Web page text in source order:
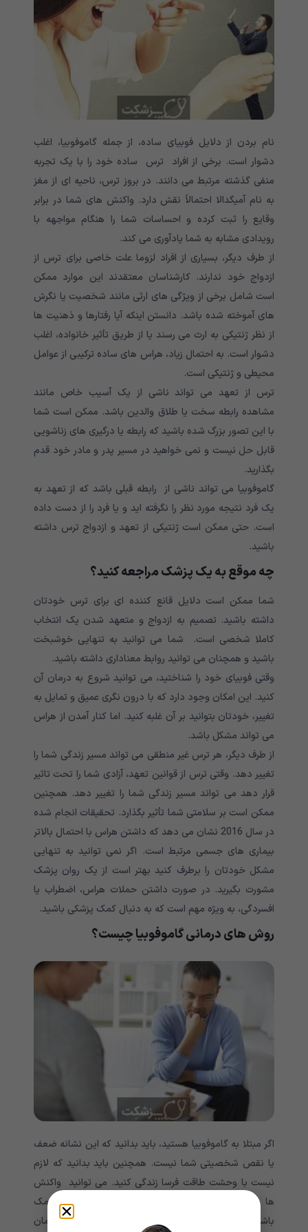
نام بردن از دلایل فوبیای ساده، از جمله گاموفوبیا، اغلب
دشوار است. برخی از افراد ترس ساده خود را با یک تجربه
منفی گذشته مرتبط می دانند. در بروز ترس، ناحیه ای از مغز
به نام آمیگدالا احتمالاً نقش دارد. واکنش های شما در برابر
وقایع را ثبت کرده و احساسات شما را هنگام مواجهه با
رویدادی مشابه به شما یادآوری می کند.
از طرف دیگر، بسیاری از افراد لزوما علت خاصی برای ترس از
ازدواج خود ندارند. کارشناسان معتقدند این موارد ممکن
است شامل برخی از ویژگی های ارثی مانند شخصیت یا نگرش
های آموخته شده باشد. دانستن اینکه آیا رفتارها و ذهنیت ها
از نظر ژنتیکی به ارث می رسند یا از طریق تأثیر خانواده، اغلب
دشوار است. به احتمال زیاد، هراس های ساده ترکیبی از عوامل
محیطی و ژنتیکی است.
ترس از تعهد می تواند ناشی از یک آسیب خاص مانند
مشاهده رابطه سخت یا طلاق والدین باشد. ممکن است شما
با این تصور بزرگ شده باشید که رابطه یا درگیری های زناشویی
قابل حل نیست و نمی خواهید در مسیر پدر و مادر خود قدم
بگذارید.
گاموفوبیا می تواند ناشی از رابطه قبلی باشد که از تعهد به
یک فرد نتیجه مورد نظر را نگرفته اید و یا فرد را از دست داده
است. حتی ممکن است ژنتیکی از تعهد و ازدواج ترس داشته
باشید.
چه موقع به یک پزشک مراجعه کنید؟
شما ممکن است دلایل قانع کننده ای برای ترس خودتان
داشته باشید. تصمیم به ازدواج و متعهد شدن یک انتخاب
کاملا شخصی است. شما می توانید به تنهایی خوشبخت
باشید و همچنان می توانید روابط معناداری داشته باشید.
وقتی فوبیای خود را شناختید، می توانید شروع به درمان آن
کنید. این امکان وجود دارد که با درون نگری عمیق و تمایل به
تغییر، خودتان بتوانید بر آن غلبه کنید. اما کنار آمدن از هراس
می تواند مشکل باشد.
از طرف دیگر، هر ترس غیر منطقی می تواند مسیر زندگی شما را
تغییر دهد. وقتی ترس از قوانین تعهد، آزادی شما را تحت تاثیر
قرار دهد می تواند مسیر زندگی شما را تغییر دهد. همچنین
ممکن است بر سلامتی شما تأثیر بگذارد. تحقیقات انجام شده
در سال 2016 نشان می دهد که داشتن هراس با احتمال بالاتر
بیماری های جسمی مرتبط است. اگر نمی توانید به تنهایی
مشکل خودتان را برطرف کنید بهتر است از یک روان پزشک
مشورت بگیرید. در صورت داشتن حملات هراس، اضطراب یا
افسردگی، به ویژه مهم است که به دنبال کمک پزشکی باشید.
روش های درمانی گاموفوبیا چیست؟
اگر مبتلا به گاموفوبیا هستید، باید بدانید که این نشانه ضعف
یا نقص شخصیتی شما نیست. همچنین باید بدانید که لازم
نیست با وحشت طاقت فرسا زندگی کنید. می توانید واکنش
ها و روابط خود کنترل کنید. هرچه زودتر به دنبال کمک
باشید، احتمال موفقیت درمان بیشتر است. موثرترین درمان